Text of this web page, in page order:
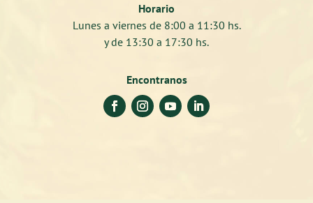
Horario
Lunes a viernes de 8:00 a 11:30 hs.
y de 13:30 a 17:30 hs.
Encontranos